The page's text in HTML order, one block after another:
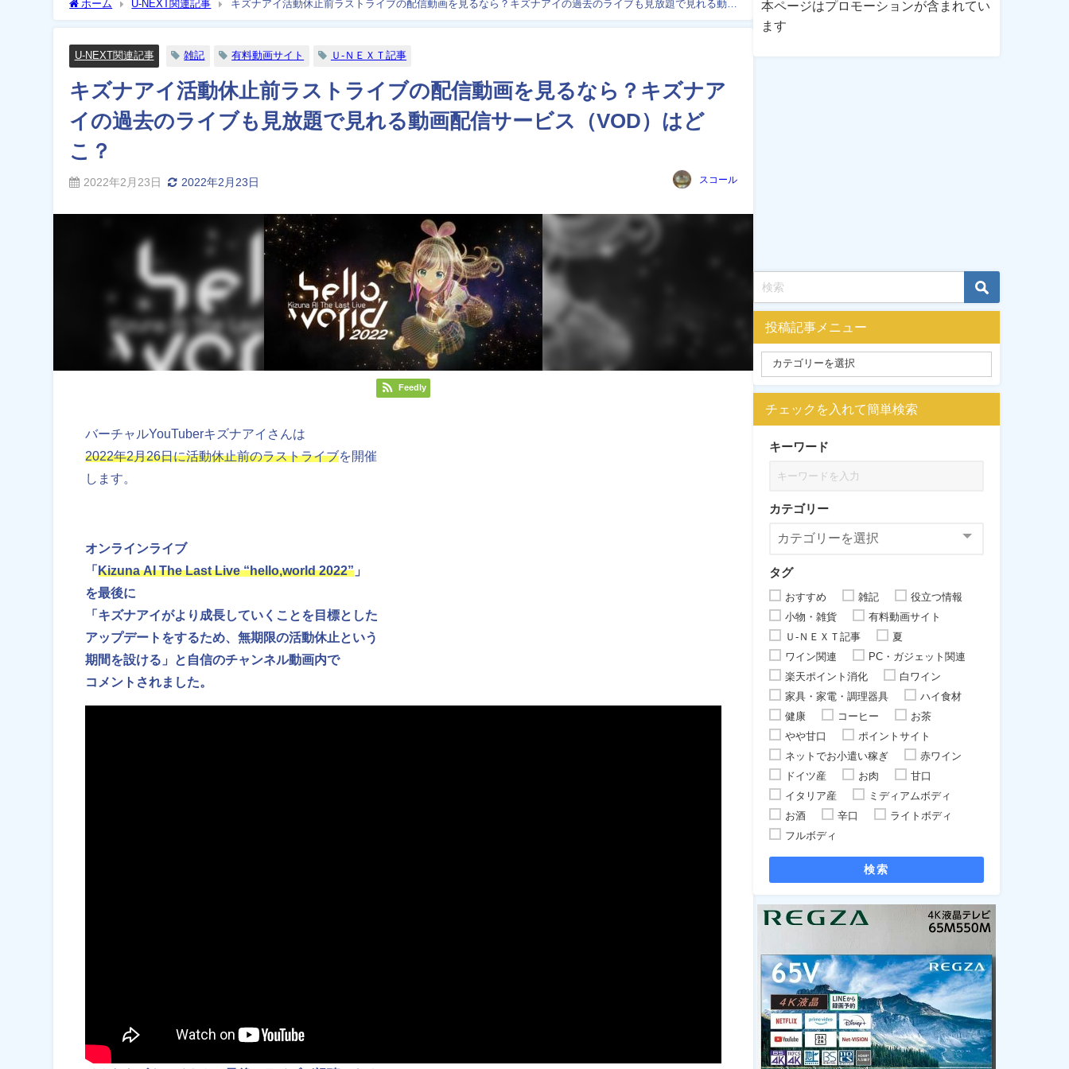
ホーム U-NEXT関連記事
キズナアイ活動休止前ラストライブの配信動画を見るなら？キズナアイの過去のライブも見放題で見れる動画
U-NEXT関連記事 雑記 有料動画サイト Ｕ-ＮＥＸＴ記事
キズナアイ活動休止前ラストライブの配信動画を見るなら？キズナア
イの過去のライブも見放題で見れる動画配信サービス（VOD）はど
こ？
2022年2月23日 2022年2月23日 スコール
Feedly
バーチャルYouTuberキズナアイさんは
2022年2月26日に活動休止前のラストライブを開催
します。
オンラインライブ
「Kizuna AI The Last Live “hello,world 2022” 」
を最後に
「キズナアイがより成長していくことを目標とした
アップデートをするため、無期限の活動休止という
期間を設ける」と自信のチャンネル動画内で
コメントされました。
本ページはプロモーションが含まれてい
ます
投稿記事メニュー
チェックを入れて簡単検索
キーワード
カテゴリー
タグ
おすすめ 雑記
役立つ情報
小物・雑貨
有料動画サイト
Ｕ-ＮＥＸＴ記事
夏
ワイン関連
PC・ガジェット関連
楽天ポイント消化
白ワイン
家具・家電・調理器具
ハイ食材
健康
コーヒー
お茶
やや甘口
ポイントサイト
ネットでお小遣い稼ぎ
赤ワイン
ドイツ産
お肉
甘口
イタリア産
ミディアムボディ
お酒
辛口
ライトボディ
フルボディ
検索